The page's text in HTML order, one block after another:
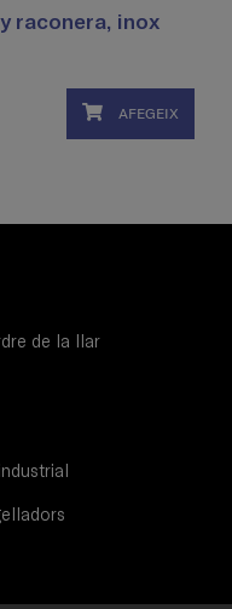
raconera, inox
AFEGEIX
de la llar